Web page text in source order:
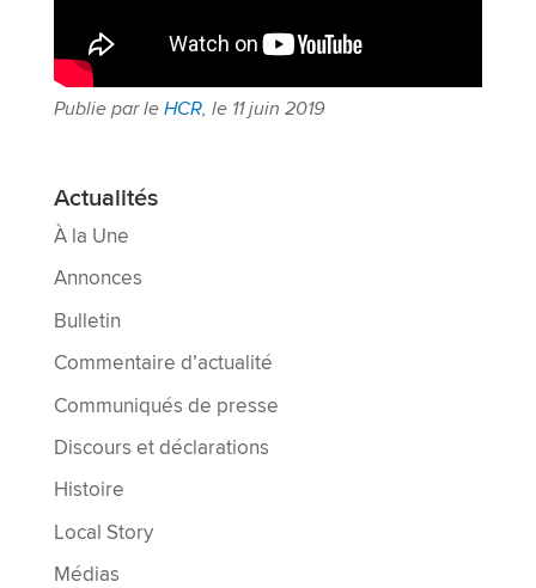
Publie par le HCR, le 11 juin 2019
Actualités
À la Une
Annonces
Bulletin
Commentaire d’actualité
Communiqués de presse
Discours et déclarations
Histoire
Local Story
Médias